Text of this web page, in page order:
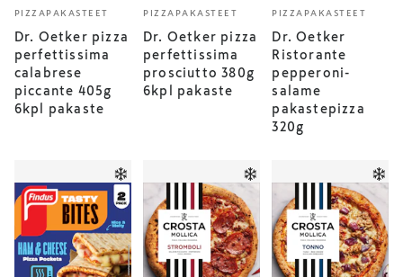
PIZZAPAKASTEET
Dr. Oetker pizza
perfettissima
calabrese
piccante 405g
6kpl pakaste
PIZZAPAKASTEET
Dr. Oetker pizza
perfettissima
prosciutto 380g
6kpl pakaste
PIZZAPAKASTEET
Dr. Oetker
Ristorante
pepperoni-
salame
pakastepizza
320g